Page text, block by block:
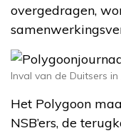
overgedragen,
Inval van de Duitsers
Het Polygoon
NSB’ers, de